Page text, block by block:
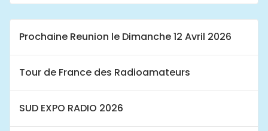
Prochaine Reunion le Dimanche 12 Avril 2026
Tour de France des Radioamateurs
SUD EXPO RADIO 2026